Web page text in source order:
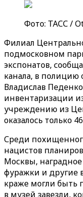
Фото: ТАСС /
Филиал
подмосковном
экспонатов,
канала, в полицию
Владислав
инвентаризации
учреждению из
оказалось только
Среди
нацистов
Москвы,
фуражки и другие
краже могли быть
в музей завезли,